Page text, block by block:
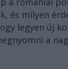
és milyen
legyen új
a